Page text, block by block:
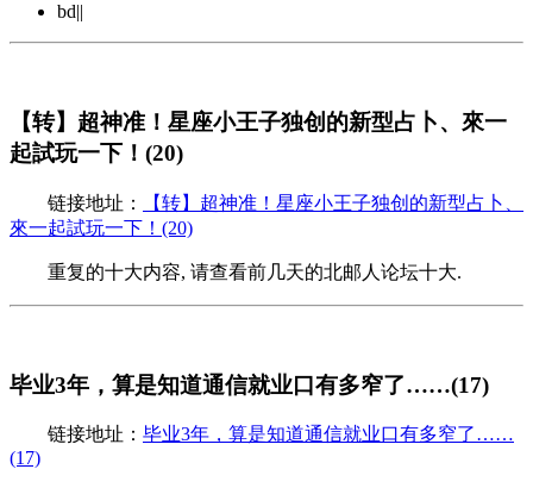
bd||
【转】超神准！星座小王子独创的新型占卜、來一
起試玩一下！(20)
链接地址：
【转】超神准！星座小王子独创的新型占卜、
來一起試玩一下！(20)
重复的十大内容, 请查看前几天的北邮人论坛十大.
毕业3年，算是知道通信就业口有多窄了……(17)
链接地址： 毕业3年，算是知道通信就业口有多窄了……
(17)